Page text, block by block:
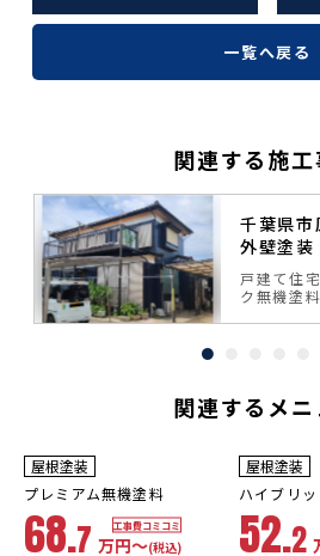
一覧へ戻る
関連する施工
千葉県
外壁塗
機塗料
戸建て住宅
ク無機塗料
関連するメニ
耐用年数
18~23年
屋根塗装
プレミアム無機塗料
68.7 万円〜(税込)
工事費コミコミ
耐用年数
13~18年
屋根塗装
ハイブリ
52.2